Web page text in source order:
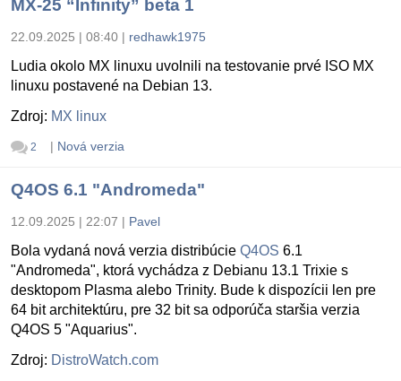
MX-25 “Infinity” beta 1
22.09.2025 | 08:40 | redhawk1975
Ludia okolo MX linuxu uvolnili na testovanie prvé ISO MX
linuxu postavené na Debian 13.
Zdroj: MX linux
2 | Nová verzia
Q4OS 6.1 "Andromeda"
12.09.2025 | 22:07 | Pavel
Bola vydaná nová verzia distribúcie Q4OS 6.1
"Andromeda", ktorá vychádza z Debianu 13.1 Trixie s
desktopom Plasma alebo Trinity. Bude k dispozícii len pre
64 bit architektúru, pre 32 bit sa odporúča staršia verzia
Q4OS 5 "Aquarius".
Zdroj: DistroWatch.com